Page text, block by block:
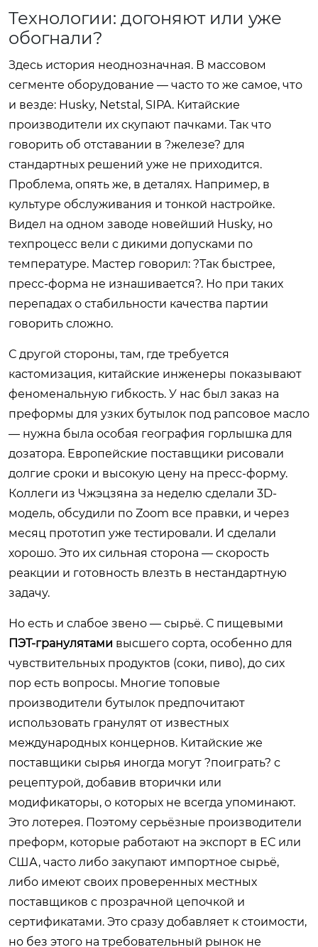
Технологии: догоняют или уже
обогнали?
Здесь история неоднозначная. В массовом
сегменте оборудование — часто то же самое, что
и везде: Husky, Netstal, SIPA. Китайские
производители их скупают пачками. Так что
говорить об отставании в ?железе? для
стандартных решений уже не приходится.
Проблема, опять же, в деталях. Например, в
культуре обслуживания и тонкой настройке.
Видел на одном заводе новейший Husky, но
техпроцесс вели с дикими допусками по
температуре. Мастер говорил: ?Так быстрее,
пресс-форма не изнашивается?. Но при таких
перепадах о стабильности качества партии
говорить сложно.
С другой стороны, там, где требуется
кастомизация, китайские инженеры показывают
феноменальную гибкость. У нас был заказ на
преформы для узких бутылок под рапсовое масло
— нужна была особая география горлышка для
дозатора. Европейские поставщики рисовали
долгие сроки и высокую цену на пресс-форму.
Коллеги из Чжэцзяна за неделю сделали 3D-
модель, обсудили по Zoom все правки, и через
месяц прототип уже тестировали. И сделали
хорошо. Это их сильная сторона — скорость
реакции и готовность влезть в нестандартную
задачу.
Но есть и слабое звено — сырьё. С пищевыми
ПЭТ-гранулятами высшего сорта, особенно для
чувствительных продуктов (соки, пиво), до сих
пор есть вопросы. Многие топовые
производители бутылок предпочитают
использовать гранулят от известных
международных концернов. Китайские же
поставщики сырья иногда могут ?поиграть? с
рецептурой, добавив вторички или
модификаторы, о которых не всегда упоминают.
Это лотерея. Поэтому серьёзные производители
преформ, которые работают на экспорт в ЕС или
США, часто либо закупают импортное сырьё,
либо имеют своих проверенных местных
поставщиков с прозрачной цепочкой и
сертификатами. Это сразу добавляет к стоимости,
но без этого на требовательный рынок не